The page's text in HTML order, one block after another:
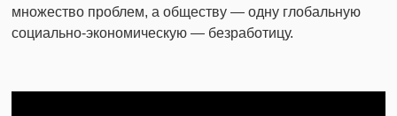
множество проблем, а обществу — одну глобальную
социально-экономическую — безработицу.